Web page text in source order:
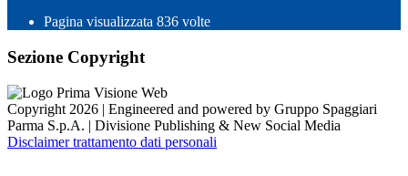
Pagina visualizzata 836 volte
Sezione Copyright
Copyright 2026 | Engineered and powered by Gruppo Spaggiari
Parma S.p.A. | Divisione Publishing & New Social Media
Disclaimer trattamento dati personali